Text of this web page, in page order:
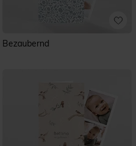
Bezaubernd